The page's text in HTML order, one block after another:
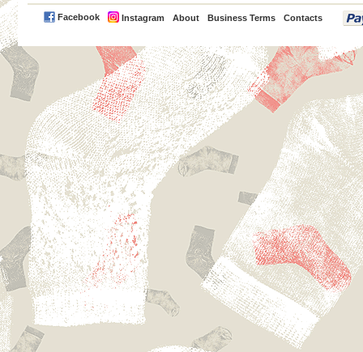
Facebook Instagram About Business Terms Contacts
PayPal